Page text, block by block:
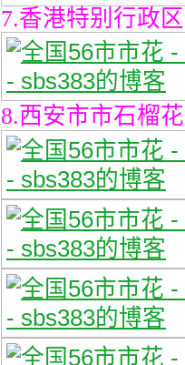
7.香港特别行政
8.西安市市石榴花